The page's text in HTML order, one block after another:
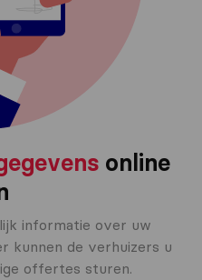
online
informatie over uw
kunnen de verhuizers u
offertes sturen.